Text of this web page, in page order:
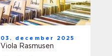
03. december 2025
Viola Rasmusen